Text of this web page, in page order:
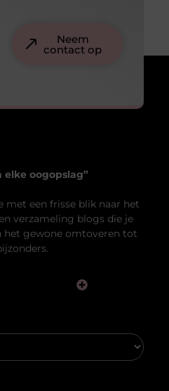
Neem
contact op
elke oogopslag”
met een frisse blik naar het
verzameling blogs die je
het gewone omtoveren tot